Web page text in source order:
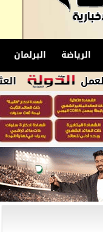
الرياضة البرلمان
العثور على